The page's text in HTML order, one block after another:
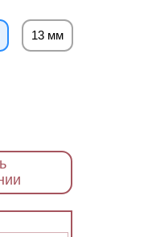
13 мм